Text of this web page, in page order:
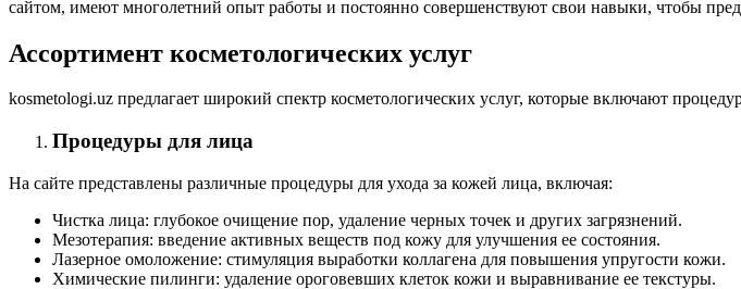
сайтом, имеют многолетний опыт работы и постоянно совершенствуют свои навыки, чтобы
Ассортимент косметологических услуг
kosmetologi.uz предлагает широкий спектр косметологических услуг, которые включают
Процедуры для лица
На сайте представлены различные процедуры для ухода за кожей лица, включая:
Чистка лица: глубокое очищение пор, удаление черных точек и других загрязнений.
Мезотерапия: введение активных веществ под кожу для улучшения ее состояния.
Лазерное омоложение: стимуляция выработки коллагена для повышения упругости кожи.
Химические пилинги: удаление ороговевших клеток кожи и выравнивание ее текстуры.